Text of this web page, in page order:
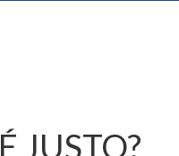
É JUSTO?